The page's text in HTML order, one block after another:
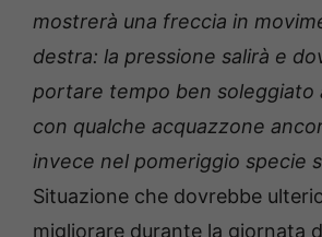
mostrerà una freccia in
destra: la pressione salirà e
portare tempo ben soleggiato
con qualche acquazzone
invece nel pomeriggio specie
Situazione che dovrebbe
migliorare durante la giornata